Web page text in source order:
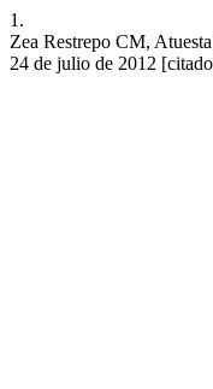
1.
Zea Restrepo CM,
24 de julio de 2012